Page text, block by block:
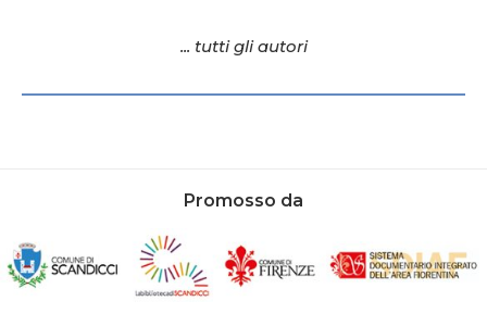
... tutti gli autori
Promosso da